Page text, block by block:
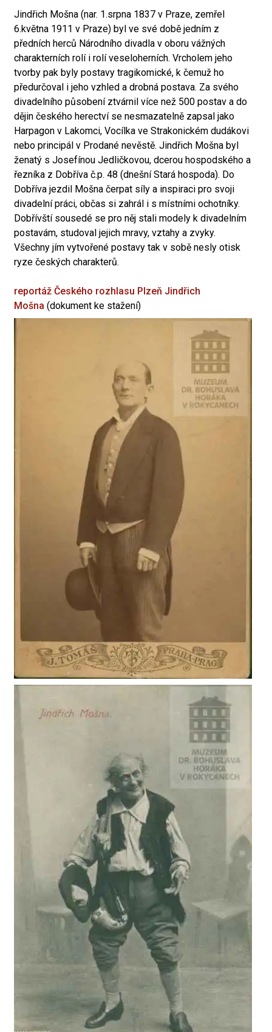
Jindřich Mošna (nar. 1.srpna 1837 v Praze, zemřel
6.května 1911 v Praze) byl ve své době jedním z
předních herců Národního divadla v oboru vážných
charakterních rolí i rolí veseloherních. Vrcholem jeho
tvorby pak byly postavy tragikomické, k čemuž ho
předurčoval i jeho vzhled a drobná postava. Za svého
divadelního působení ztvárnil více než 500 postav a do
dějin českého herectví se nesmazatelně zapsal jako
Harpagon v Lakomci, Vocílka ve Strakonickém dudákovi
nebo principál v Prodané nevěstě. Jindřich Mošna byl
ženatý s Josefínou Jedličkovou, dcerou hospodského a
řezníka z Dobříva č.p. 48 (dnešní Stará hospoda). Do
Dobříva jezdil Mošna čerpat síly a inspiraci pro svoji
divadelní práci, občas si zahrál i s místními ochotníky.
Dobřívští sousedé se pro něj stali modely k divadelním
postavám, studoval jejich mravy, vztahy a zvyky.
Všechny jím vytvořené postavy tak v sobě nesly otisk
ryze českých charakterů.
reportáž Českého rozhlasu Plzeň Jindřich
Mošna (dokument ke stažení)